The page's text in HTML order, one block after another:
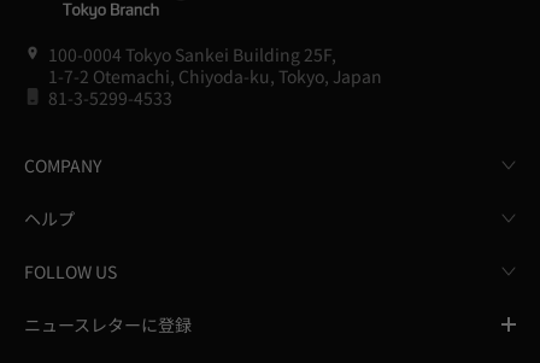
100-0004 Tokyo Sankei Building 25F,
1-7-2 Otemachi, Chiyoda-ku, Tokyo, Japan
81-3-5299-4533
COMPANY
ヘルプ
FOLLOW US
ニュースレターに登録